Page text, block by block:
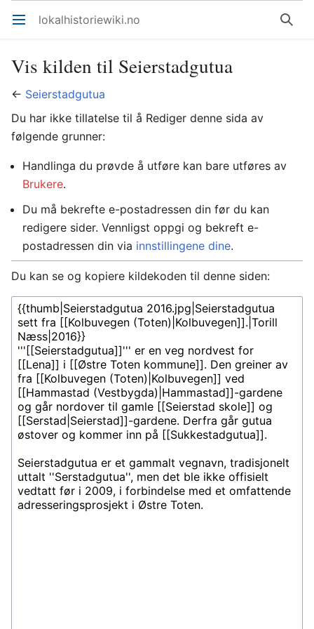
Åpne hovedmenyen lokalhistoriewiki.no Søk
Vis kilden til Seierstadgutua
← Seierstadgutua
Du har ikke tillatelse til å Rediger denne sida av
følgende grunner:
Handlinga du prøvde å utføre kan bare utføres av
Brukere.
Du må bekrefte e-postadressen din før du kan
redigere sider. Vennligst oppgi og bekreft e-
postadressen din via innstillingene dine.
Du kan se og kopiere kildekoden til denne siden: